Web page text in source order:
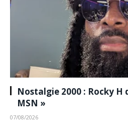
Nostalgie 2000 : Rocky H
MSN »
07/08/2026